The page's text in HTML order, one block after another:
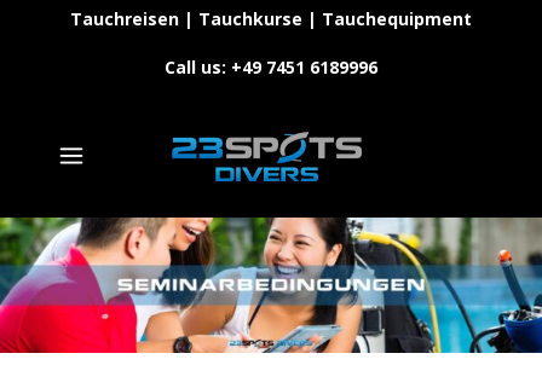
Tauchreisen | Tauchkurse | Tauchequipment
Call us: +49 7451 6189996